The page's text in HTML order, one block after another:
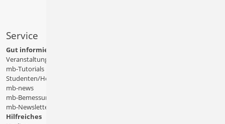
Service
Gut informiert
Veranstaltungen
mb-Tutorials
Studenten/Hochschule
mb-news
mb-Bemessungstafeln
mb-Newsletter
Hilfreiches